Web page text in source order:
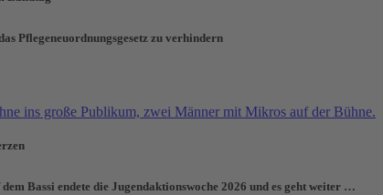
Pflegeneuordnungsgesetz zu verhindern
Bassi endete die Jugendaktionswoche 2026 und es geht weiter …